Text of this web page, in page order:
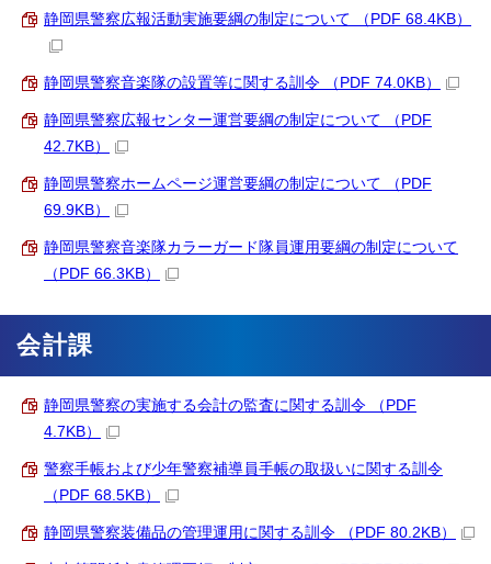
静岡県警察広報活動実施要綱の制定について （PDF 68.4KB）
静岡県警察音楽隊の設置等に関する訓令 （PDF 74.0KB）
静岡県警察広報センター運営要綱の制定について （PDF
42.7KB）
静岡県警察ホームページ運営要綱の制定について （PDF
69.9KB）
静岡県警察音楽隊カラーガード隊員運用要綱の制定について
（PDF 66.3KB）
会計課
静岡県警察の実施する会計の監査に関する訓令 （PDF
4.7KB）
警察手帳および少年警察補導員手帳の取扱いに関する訓令
（PDF 68.5KB）
静岡県警察装備品の管理運用に関する訓令 （PDF 80.2KB）